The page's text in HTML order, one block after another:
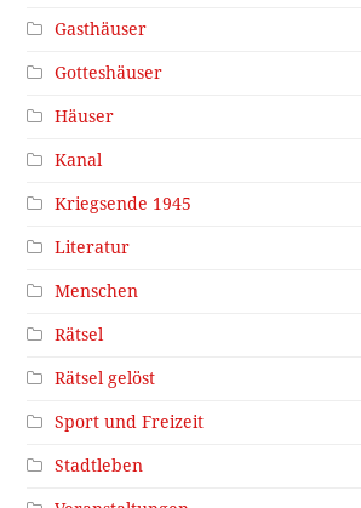
Gasthäuser
Gotteshäuser
Häuser
Kanal
Kriegsende 1945
Literatur
Menschen
Rätsel
Rätsel gelöst
Sport und Freizeit
Stadtleben